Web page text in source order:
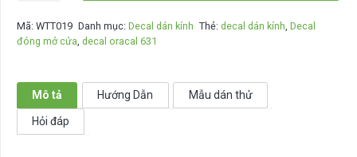
Hello
-
WTT019
Mã: WTT019 Danh mục:Decal dán kính Thẻ:decal dán kính ,Decal
đóng mở cửa decal oracal 631
Mô tả Hướng Dẫn Mẫu dán thử
Hỏi đáp